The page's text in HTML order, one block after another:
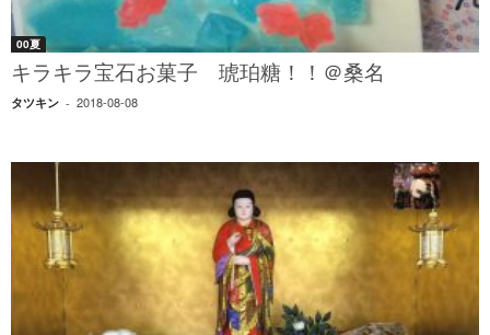
00夏
キラキラ宝石お菓子 琥珀糖！！＠桑名
タツキン - 2018-08-08